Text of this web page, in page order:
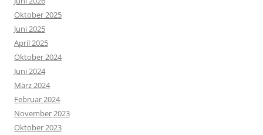
Oktober 2025
Juni 2025
April 2025
Oktober 2024
Juni 2024
März 2024
Februar 2024
November 2023
Oktober 2023